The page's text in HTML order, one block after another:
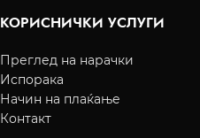
КОРИСНИЧКИ УСЛУГИ
Преглед на нарачки
Испорака
Начин на плаќање
Контакт